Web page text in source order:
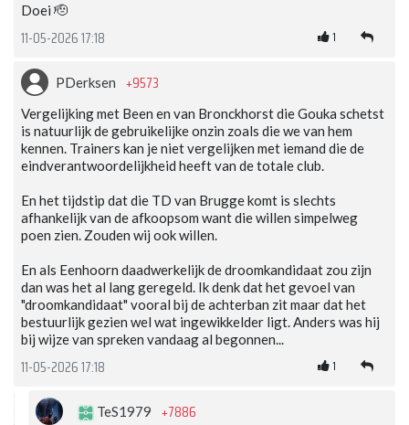
Doei 🫡
11-05-2026 17:18 1
PDerksen +9573
Vergelijking met Been en van Bronckhorst die Gouka schetst
is natuurlijk de gebruikelijke onzin zoals die we van hem
kennen. Trainers kan je niet vergelijken met iemand die de
eindverantwoordelijkheid heeft van de totale club.
En het tijdstip dat die TD van Brugge komt is slechts
afhankelijk van de afkoopsom want die willen simpelweg
poen zien. Zouden wij ook willen.
En als Eenhoorn daadwerkelijk de droomkandidaat zou zijn
dan was het al lang geregeld. Ik denk dat het gevoel van
"droomkandidaat" vooral bij de achterban zit maar dat het
bestuurlijk gezien wel wat ingewikkelder ligt. Anders was hij
bij wijze van spreken vandaag al begonnen...
11-05-2026 17:18 1
TeS1979 +7886